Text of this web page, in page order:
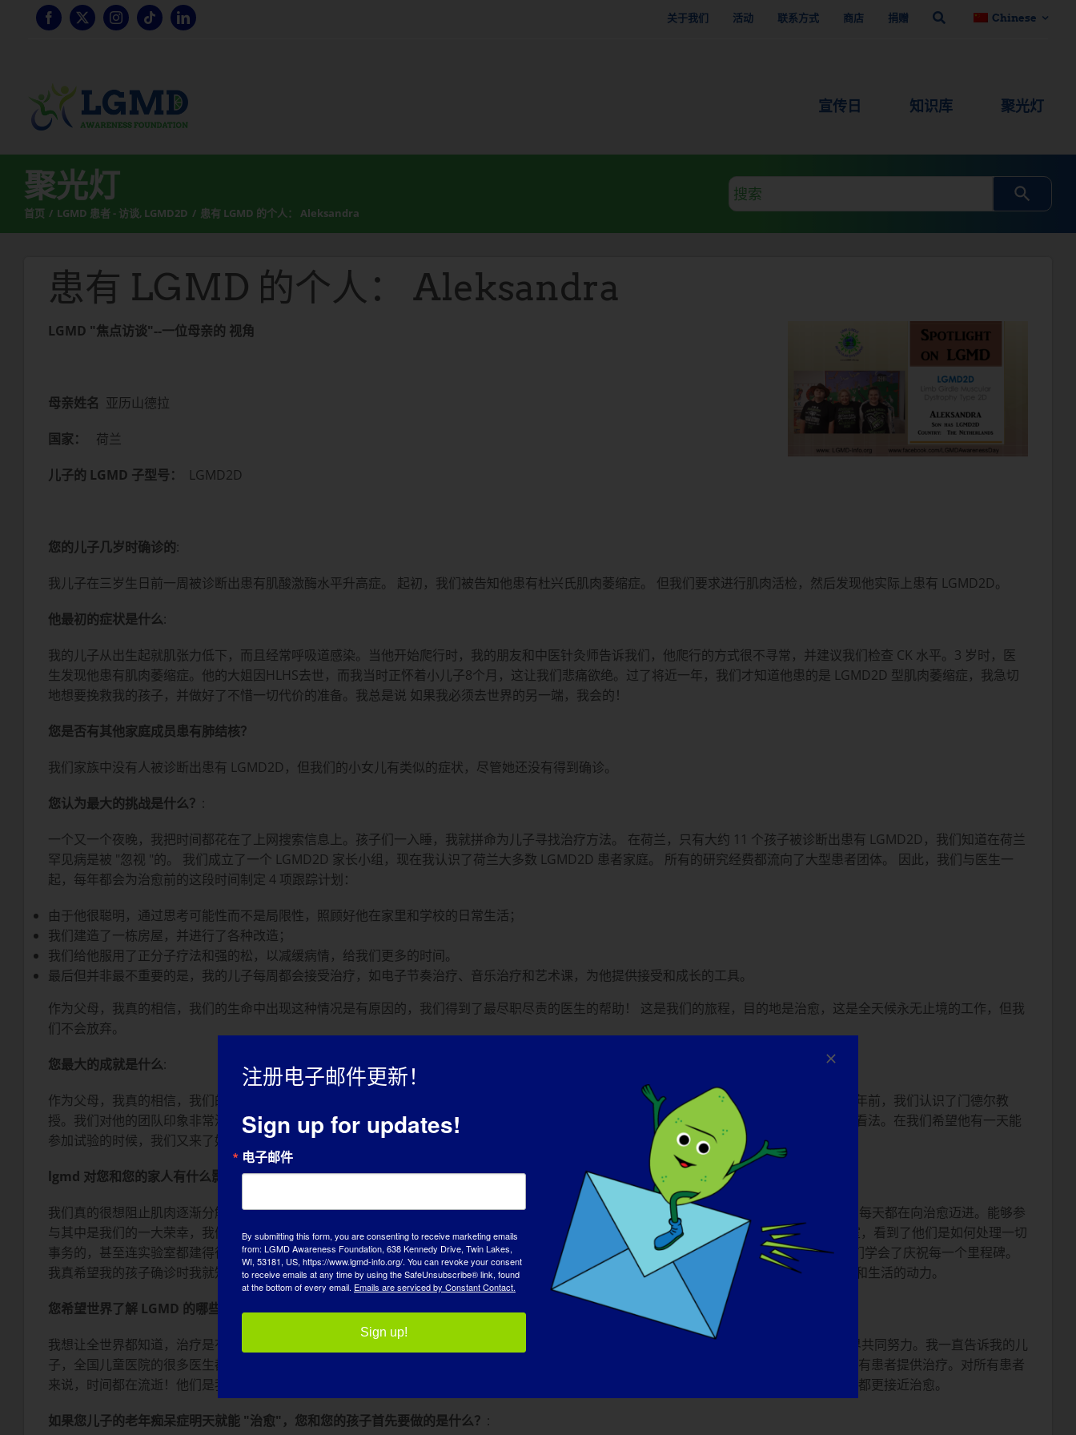
关于我们 活动 联系方式 商店 捐赠 Chinese
宣传日 知识库 聚光灯
聚光灯
首页 LGMD 患者 - 访谈 LGMD2D 患有 LGMD 的个人： Aleksandra
搜
索
查
患有 LGMD 的个人： Aleksandra
LGMD "焦点访谈"--一位母亲的 视角
母亲姓名 亚历山德拉
国家： 荷兰
儿子的 LGMD 子型号： LGMD2D
您的儿子几岁时确诊的:
我儿子在三岁生日前一周被诊断出患有肌酸激酶水平升高症。 起初，我们被告知他患有杜兴氏肌肉萎缩症。 但我们要求进行肌肉活检，然后发现他实际上患有 LGMD2D。
他最初的症状是什么:
我的儿子从出生起就肌张力低下，而且经常呼吸道感染。当他开始爬行时，我的朋友和中医针灸师告诉我们，他爬行的方式很不寻常，并建议我们检查 CK 水平。3 岁时，医
生发现他患有肌肉萎缩症。他的大姐因HLHS去世，而我当时正怀着小儿子8个月，这让我们悲痛欲绝。过了将近一年，我们才知道他患的是 LGMD2D 型肌肉萎缩症，我急切
地想要挽救我的孩子，并做好了不惜一切代价的准备。我总是说 如果我必须去世界的另一端，我会的！
您是否有其他家庭成员患有肺结核？
我们家族中没有人被诊断出患有 LGMD2D，但我们的小女儿有类似的症状，尽管她还没有得到确诊。
您认为最大的挑战是什么？ :
一个又一个夜晚，我把时间都花在了上网搜索信息上。孩子们一入睡，我就拼命为儿子寻找治疗方法。 在荷兰，只有大约 11 个孩子被诊断出患有 LGMD2D，我们知道在荷兰
罕见病是被 "忽视 "的。 我们成立了一个 LGMD2D 家长小组，现在我认识了荷兰大多数 LGMD2D 患者家庭。 所有的研究经费都流向了大型患者团体。 因此，我们与医生一
起，每年都会为治愈前的这段时间制定 4 项跟踪计划：
由于他很聪明，通过思考可能性而不是局限性，照顾好他在家里和学校的日常生活；
我们建造了一栋房屋，并进行了各种改造；
我们给他服用了正分子疗法和强的松，以减缓病情，给我们更多的时间。
最后但并非最不重要的是，我的儿子每周都会接受治疗，如电子节奏治疗、音乐治疗和艺术课，为他提供接受和成长的工具。
作为父母，我真的相信，我们的生命中出现这种情况是有原因的，我们得到了最尽职尽责的医生的帮助！ 这是我们的旅程，目的地是治愈，这是全天候永无止境的工作，但我
们不会放弃。
您最大的成就是什么:
作为父母，我真的相信，我们的生命中出现这种情况是有原因的，我们得到了最尽职尽责的医生的帮助！这是我们的旅程，也是我们的终点。十年前，我们认识了门德尔教
授。我们对他的团队印象非常深刻，因为他们的工作非常细致，而且以孩子为中心。他们渴望了解我儿子的情况，包括他的身体状况和对疾病的看法。在我们希望他有一天能
参加试验的时候，我们又来了好几年，在这期间，他得到了最好的医护人员的悉心照顾。
lgmd 对您和您的家人有什么影响？
我们真的很想阻止肌肉逐渐分解的过程，不仅是为了我的儿子，也是为了所有患者。我们参加了 2015-2017 年的一项试验，结果令人欣喜，我们每天都在向治愈迈进。能够参
与其中是我们的一大荣幸，我们真的相信，LGMD2D 将在不远的将来被阻止。希望是存在的！全美儿童医院的团队非常敬业。我们参观了实验室，看到了他们是如何处理一切
事务的，甚至连实验室都建得很安全，他们使用 HEPA 过滤器和许多安全规则来珍惜治疗。很快就会有治疗 LGMD2D 的方法了。在此期间，我们学会了庆祝每一个里程碑。
我真希望我的孩子确诊时我就知道这一点！这次试验在很多方面改变了我们，让我们变得非常感激和谦卑。它也给了我们朋友和新的家庭、未来和生活的动力。
您希望世界了解 LGMD 的哪些方面？:
我想让全世界都知道，治疗是有希望的。遗憾的是，仍有医生不告诉或不了解新的研究成果。 罕见病需要为患者提供最新信息。 我们需要全世界共同努力。我一直告诉我的儿
子，全国儿童医院的很多医生都在为治愈疾病而努力，他是有希望的。 我们面临的一大挑战是如何获得抗体以重新给药，以及如何筹集资金为所有患者提供治疗。对所有患者
来说，时间都在流逝！他们是我们的英雄。我的儿子是最好的战士。 我希望人们能投资于这种治疗神经肌肉疾病的新方法，我们比以往任何时候都更接近治愈。
如果您儿子的老年痴呆症明天就能 "治愈"，您和您的孩子首先要做的是什么？ :
注册电子邮件更新！
Sign up for updates!
电子邮件
By submitting this form, you are consenting to receive marketing emails
from: LGMD Awareness Foundation, 638 Kennedy Drive, Twin Lakes,
WI, 53181, US, https://www.lgmd-info.org/. You can revoke your consent
to receive emails at any time by using the SafeUnsubscribe® link, found
at the bottom of every email. Emails are serviced by Constant Contact.
Sign up!